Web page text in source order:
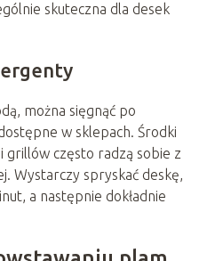
skuteczna dla desek
można sięgnąć po
w sklepach. Środki
grillów często radzą sobie z
Wystarczy spryskać deskę,
a następnie dokładnie